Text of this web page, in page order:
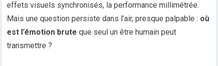
effets visuels synchronisés, la performance millimétrée.
Mais une question persiste dans l’air, presque palpable : où
est l’émotion brute que seul un être humain peut
transmettre ?